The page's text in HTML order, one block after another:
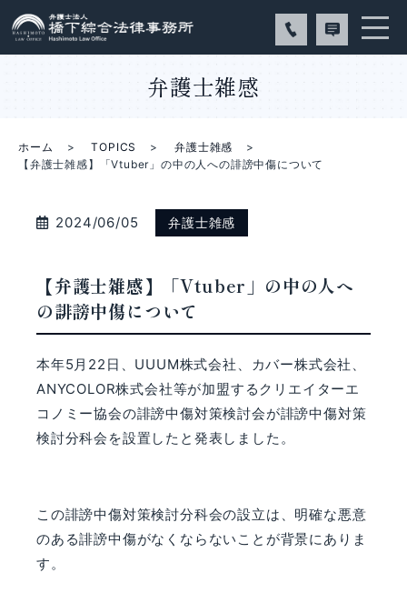
弁護士雑感
ホーム TOPICS
弁護士雑感
【弁護士雑感】「Vtuber」の中の人への誹謗中傷について
2024/06/05 弁護士雑感
【弁護士雑感】「Vtuber」の中の人へ
の誹謗中傷について
本年5 月 22 日、 UUUM株式会社、カバー株式会社、
ANYCOLOR株式会社等が加盟するクリエイターエ
コノミー協会の誹謗中傷対策検討会が誹謗中傷対策
検討分科会を設置したと発表しました。
この誹謗中傷対策検討分科会の設立は、明確な悪意
のある誹謗中傷がなくならないことが背景にありま
す。